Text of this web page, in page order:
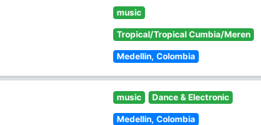
music
Tropical/Tropical Cumbia/Meren
Medellin, Colombia
music Dance & Electronic
Medellin, Colombia